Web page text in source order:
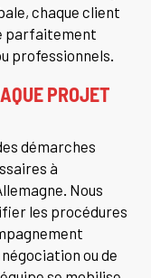
chaque client
parfaitement
professionnels.
PROJET
démarches
à
Nous
les procédures
ou de